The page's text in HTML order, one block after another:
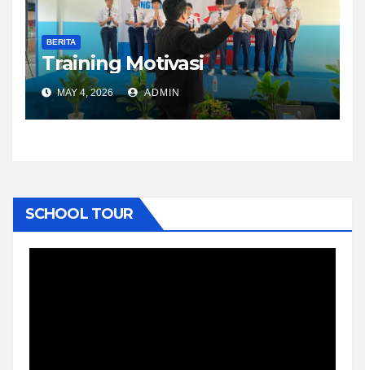
BERITA
Training Motivasi
MAY 4, 2026 ADMIN
SCHOOL TOUR